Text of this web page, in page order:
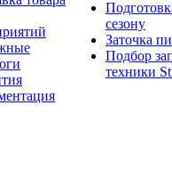
сезону
Заточка
Подбор
техники